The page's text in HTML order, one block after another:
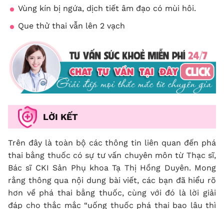
Vùng kín bị ngứa, dịch tiết âm đạo có mùi hôi.
Que thử thai vẫn lên 2 vạch
LỜI KẾT
Trên đây là toàn bộ các thông tin liên quan đến phá
thai bằng thuốc có sự tư vấn chuyên môn từ Thạc sĩ,
Bác sĩ CKI Sản Phụ khoa Tạ Thị Hồng Duyên. Mong
rằng thông qua nội dung bài viết, các bạn đã hiểu rõ
hơn về phá thai bằng thuốc, cùng với đó là lời giải
đáp cho thắc mắc “uống thuốc phá thai bao lâu thì